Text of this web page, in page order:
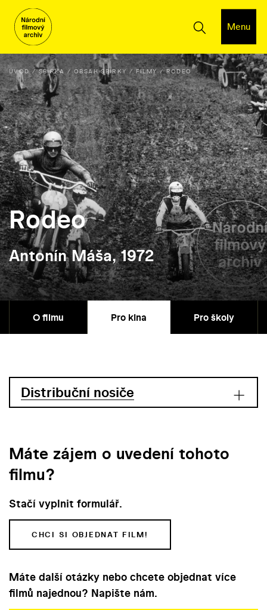
Menu
ÚVOD SBÍRKA OBSAH SBÍRKY FILMY RODEO
Rodeo
Antonín Máša, 1972
O filmu Pro kina Pro školy
Distribuční nosiče
Máte zájem o uvedení tohoto
filmu?
Stačí vyplnit formulář.
CHCI SI OBJEDNAT FILM!
Máte další otázky nebo chcete objednat více
filmů najednou? Napište nám.